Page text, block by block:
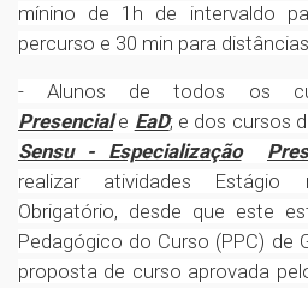
mínino de 1h de intervaldo
percurso e 30 min para
- Alunos de todos os
Presenciale EaD; e dos cursos
Sensu - Especialização
realizar atividades Estágio
Obrigatório, desde que este
Pedagógico do Curso (PPC) de
proposta de curso aprovada